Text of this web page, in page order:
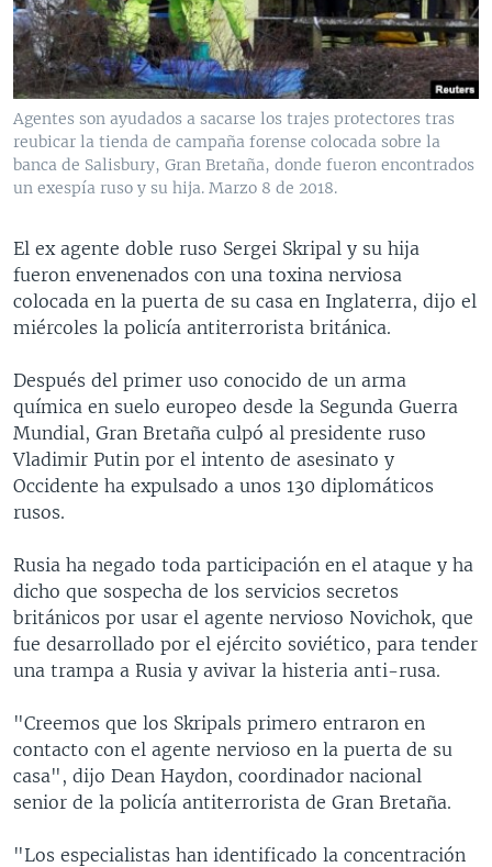
VENEZUELA
BRASIL
NICARAGUA
ECONOMÍA
ENTRETENIMIENTO Y CULTURA
TECNOLOGÍA
DEPORTES
CIENCIA Y SALUD
MULTIMEDIA
VIDEOS
FOTOGRAFÍA
AUDIOS
PROGRAMAS TV
EL MUNDO AL DÍA
FORO INTERAMERICANO
VISIÓN 360
PANORAMA
RADIO
AVANCE INFORMATIVO
AUDIONOTICIAS
ESTADOS UNIDOS AL DÍA
EL MUNDO AL DÍA [RADIO]
FORO [RADIO]
DEPORTIVO INTERNACIONAL
NOTA ECONÓMICA
ENTRETENIMIENTO
DIRECT
DOCUMENTALES DE LA VOA
SÍGANOS
Idiomas
Agentes son ayudados a sacarse los trajes protectores tras
reubicar la tienda de campaña forense colocada sobre la
banca de Salisbury, Gran Bretaña, donde fueron encontrados
un exespía ruso y su hija. Marzo 8 de 2018.
El ex agente doble ruso Sergei Skripal y su hija
fueron envenenados con una toxina nerviosa
colocada en la puerta de su casa en Inglaterra, dijo el
miércoles la policía antiterrorista británica.
Después del primer uso conocido de un arma
química en suelo europeo desde la Segunda Guerra
Mundial, Gran Bretaña culpó al presidente ruso
Vladimir Putin por el intento de asesinato y
Occidente ha expulsado a unos 130 diplomáticos
rusos.
Rusia ha negado toda participación en el ataque y ha
dicho que sospecha de los servicios secretos
británicos por usar el agente nervioso Novichok, que
fue desarrollado por el ejército soviético, para tender
una trampa a Rusia y avivar la histeria anti-rusa.
"Creemos que los Skripals primero entraron en
contacto con el agente nervioso en la puerta de su
casa", dijo Dean Haydon, coordinador nacional
senior de la policía antiterrorista de Gran Bretaña.
"Los especialistas han identificado la concentración